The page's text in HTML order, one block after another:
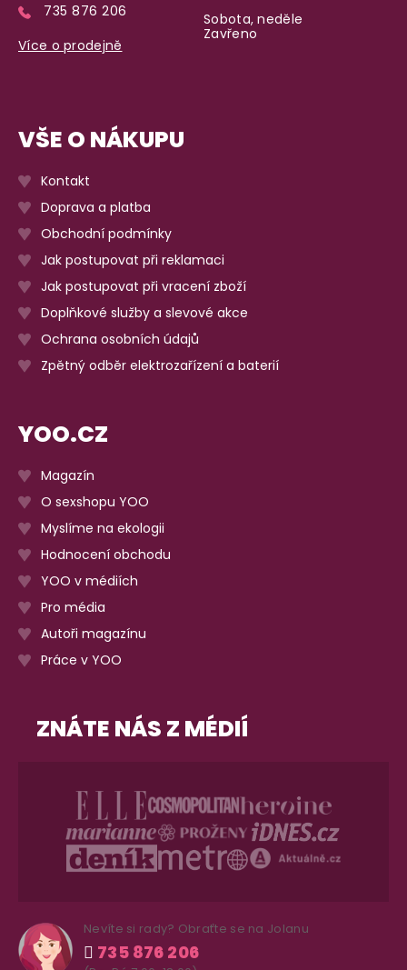
735 876 206
Více o prodejně
Sobota, neděle
Zavřeno
VŠE O NÁKUPU
Kontakt
Doprava a platba
Obchodní podmínky
Jak postupovat při reklamaci
Jak postupovat při vracení zboží
Doplňkové služby a slevové akce
Ochrana osobních údajů
Zpětný odběr elektrozařízení a baterií
YOO.CZ
Magazín
O sexshopu YOO
Myslíme na ekologii
Hodnocení obchodu
YOO v médiích
Pro média
Autoři magazínu
Práce v YOO
ZNÁTE NÁS Z MÉDIÍ
Nevíte si rady? Obraťte se na Jolanu
735 876 206